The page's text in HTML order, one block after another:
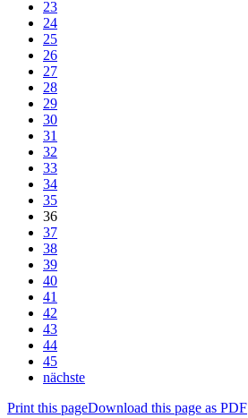
23
24
25
26
27
28
29
30
31
32
33
34
35
36
37
38
39
40
41
42
43
44
45
nächste
Print this pageDownload this page as PDF